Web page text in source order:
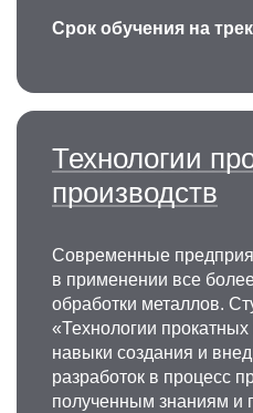
Срок обучения на
Технологии
производств
Современные
в применении все
обработки металлов.
«Технологии
навыки создания и
разработок в процесс
полученным знаниям и